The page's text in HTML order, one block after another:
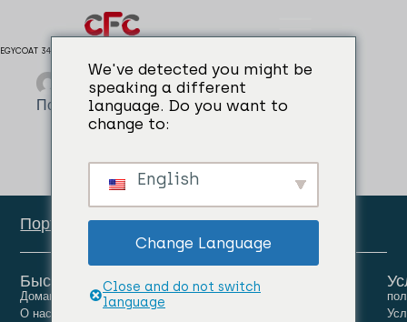
EGYCOAT 345
admin
01/04/2024
Покрытия для погружения
Портал сотрудников
Быстрые ссылки
Домашняя страница
О нас
Люди
Новости
Карьера
We've detected you might be
speaking a different
language. Do you want to
change to:
English
Change Language
Close and do not switch
language